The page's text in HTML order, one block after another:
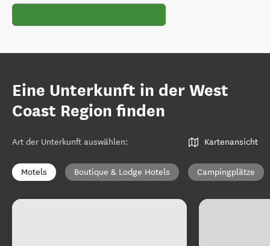
Eine Unterkunft in der West
Coast Region finden
Art der Unterkunft auswählen: Kartenansicht
Motels Boutique & Lodge Hotels Campingplätze